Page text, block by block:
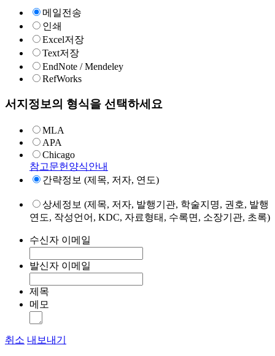
메일전송
인쇄
Excel저장
Text저장
EndNote / Mendeley
RefWorks
서지정보의 형식을 선택하세요
MLA
APA
Chicago
참고문헌양식안내
간략정보 (제목, 저자, 연도)
상세정보 (제목, 저자, 발행기관, 학술지명, 권호, 발행
연도, 작성언어, KDC, 자료형태, 수록면, 소장기관, 초록)
수신자 이메일
발신자 이메일
제목
메모
취소 내보내기